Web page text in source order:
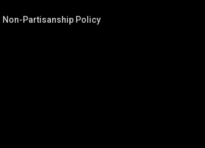
Non-Partisanship Policy